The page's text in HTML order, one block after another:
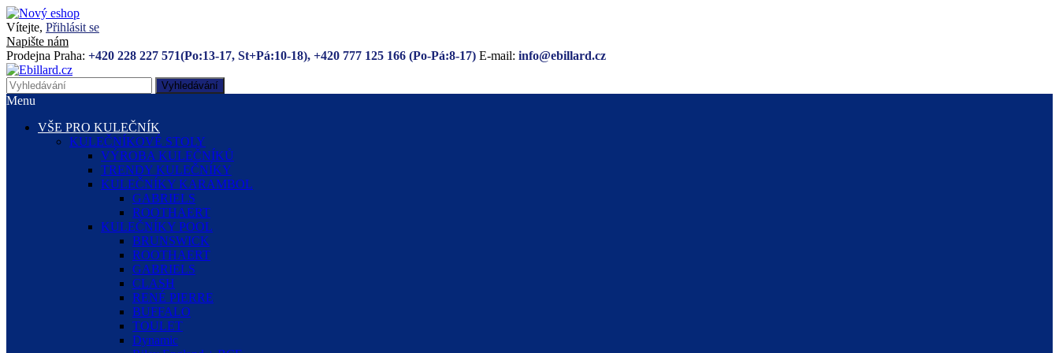
Vítejte, Přihlásit se
Napište nám
Prodejna Praha: +420 228 227 571(Po:13-17, St+Pá:10-18), +420 777 125 166 (Po-Pá:8-17) E-mail: info@ebillard.cz
Vyhledávání
Menu
VŠE PRO KULEČNÍK
KULEČNÍKOVÉ STOLY
VÝROBA KULEČNÍKŮ
TRENDY KULEČNÍKY
KULEČNÍKY KARAMBOL
GABRIELS
ROOTHAERT
KULEČNÍKY POOL
BRUNSWICK
ROOTHAERT
GABRIELS
CLASH
RENÉ PIERRE
BUFFALO
TOULET
Dynamic